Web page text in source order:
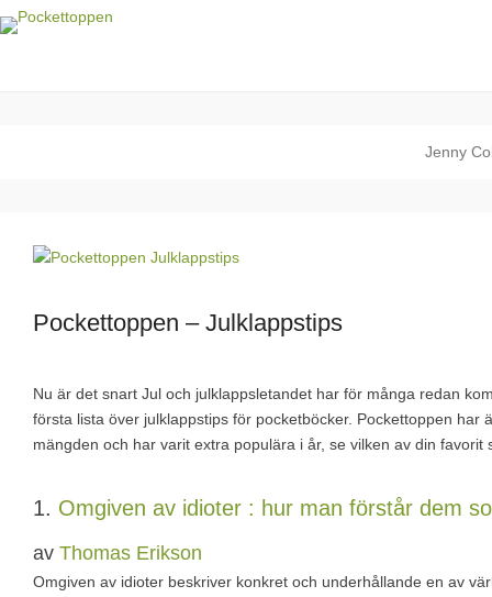
Jenny
Pockettoppen – Julklappstips
Nu är det snart Jul och julklappsletandet har för många redan
första lista över julklappstips för pocketböcker. Pockettoppen
mängden och har varit extra populära i år, se vilken av din
1. Omgiven av idioter : hur man förstår dem
av Thomas Erikson
Omgiven av idioter beskriver konkret och underhållande en av